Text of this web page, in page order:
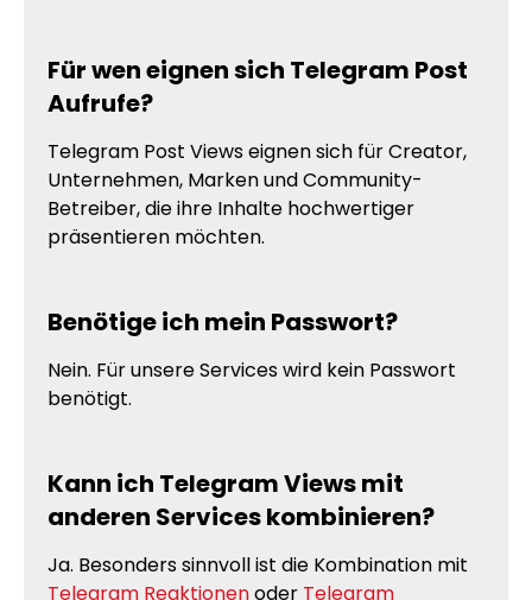
Für wen eignen sich Telegram Post
Aufrufe?
Telegram Post Views eignen sich für Creator,
Unternehmen, Marken und Community-
Betreiber, die ihre Inhalte hochwertiger
präsentieren möchten.
Benötige ich mein Passwort?
Nein. Für unsere Services wird kein Passwort
benötigt.
Kann ich Telegram Views mit
anderen Services kombinieren?
Ja. Besonders sinnvoll ist die Kombination mit
Telegram Reaktionenoder Telegram